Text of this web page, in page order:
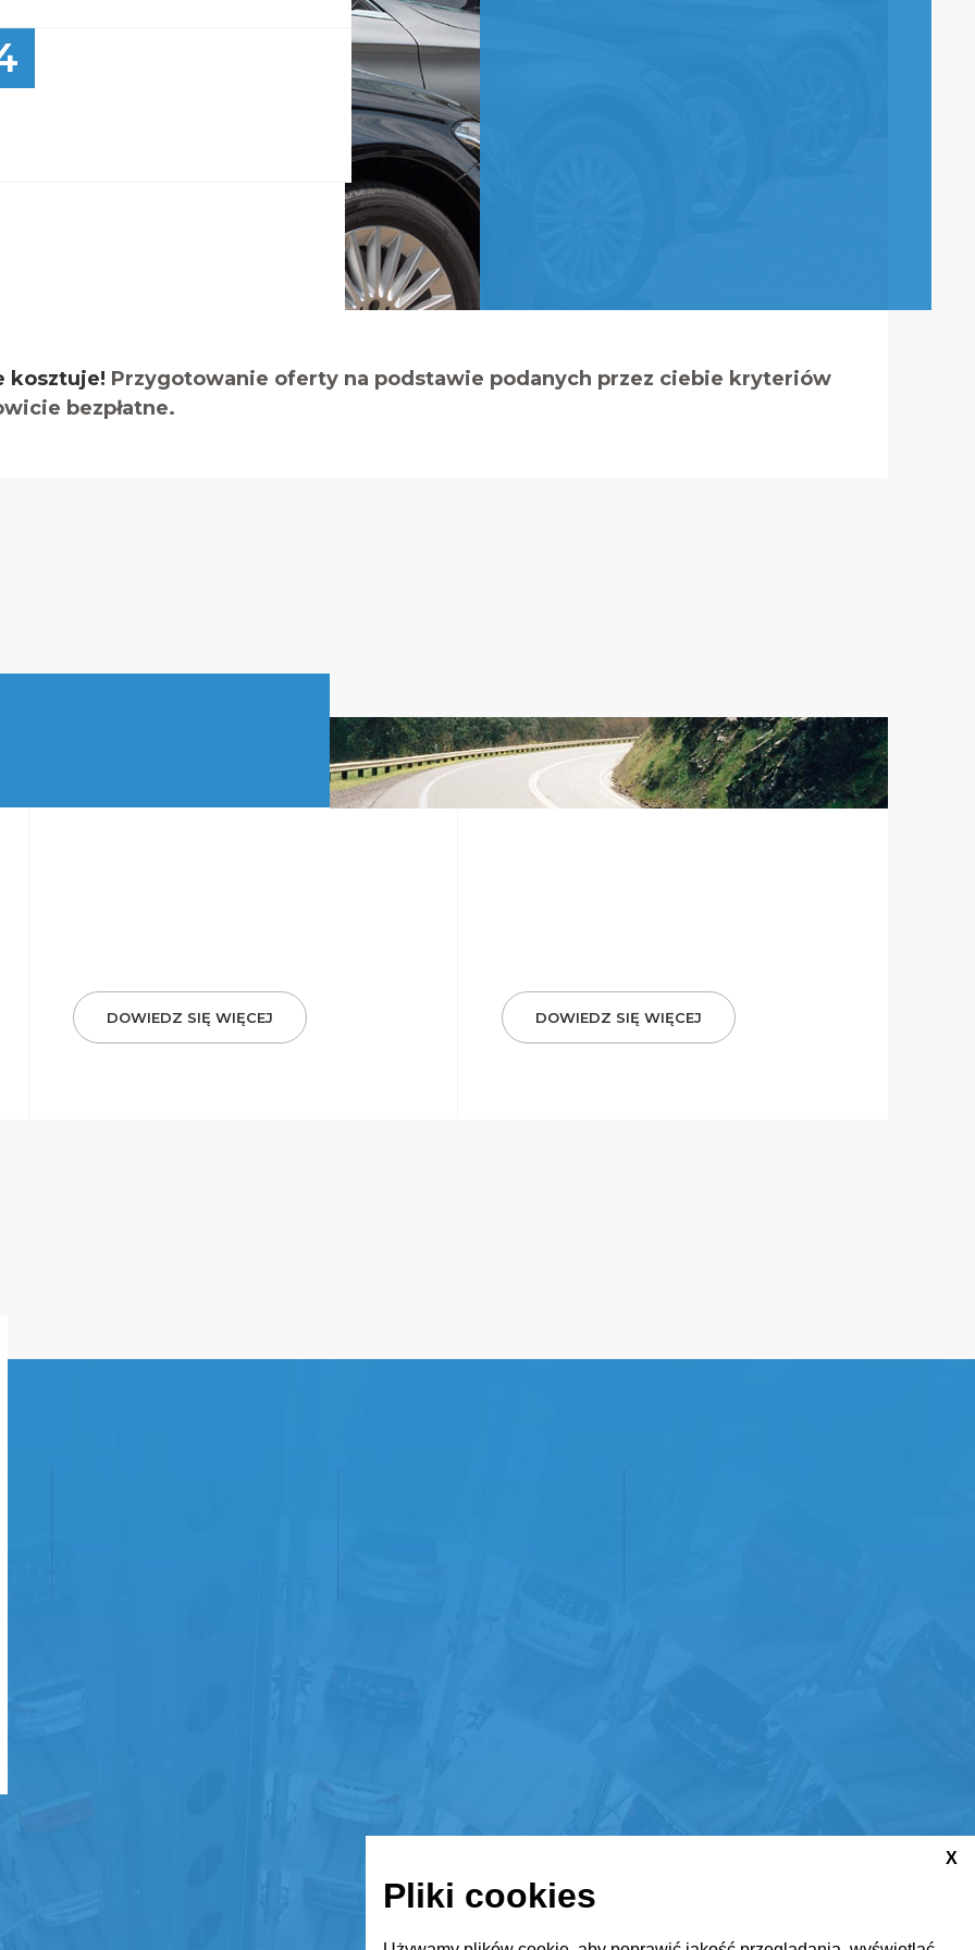
kosztuje! Przygotowanie oferty na podstawie podanych przez ciebie kryteriów
bezpłatne.
DOWIEDZ SIĘ WIĘCEJ DOWIEDZ SIĘ WIĘCEJ
X
Pliki cookies